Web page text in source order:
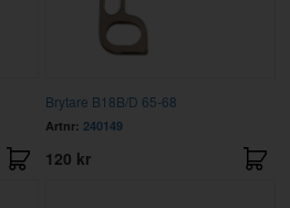
Brytare B18B/D 65-68
Artnr: 240149
120 kr